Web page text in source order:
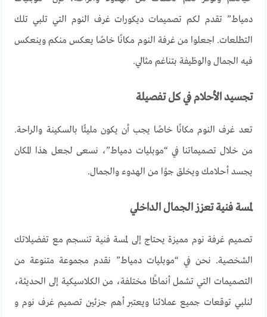
دمياط” تقدم لكم تصميمات ديكورات غرف النوم التي تلبي تلك
التطلعات. اجعلوا من غرفة النوم مكانًا خاصًا يعكس منكم وينعكس
فيه الجمال والوظيفة بتناغم مثالي.
تجسيد الأحلام في كل تفصيلة
تعد غرف النوم مكانًا خاصًا يجب أن يكون مليئًا بالسكينة والراحة.
من خلال تصميماتنا في “موبليات دمياط”، نسعى لجعل هذا المكان
يجسد أحلامك ويخلق جوًا من الهدوء والجمال.
لمسة فنية تعزز الجمال الداخلي
تصميم غرفة نوم مميزة يحتاج إلى لمسة فنية تنسجم مع تفضيلاتك
الشخصية. نحن في “موبليات دمياط” نقدم مجموعة متنوعة من
التصميمات التي تشمل أنماطًا مختلفة، من الكلاسيكية إلى الحديثة،
لنلبي توقعات جميع عملائنا ويعتبرأهم جزئين تصميم غرف نوم و